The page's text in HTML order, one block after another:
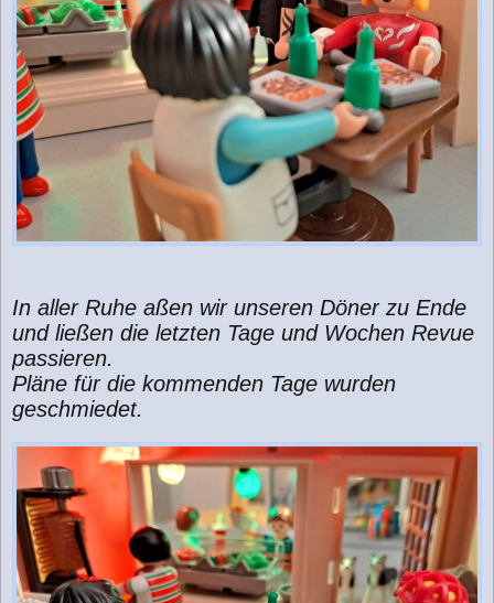
In aller Ruhe aßen wir unseren Döner zu Ende
und ließen die letzten Tage und Wochen Revue
passieren.
Pläne für die kommenden Tage wurden
geschmiedet.